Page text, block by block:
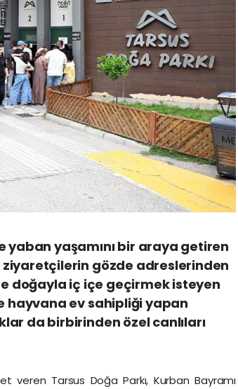
yaban yaşamını bir araya getiren
ziyaretçilerin gözde adreslerinden
doğayla iç içe geçirmek isteyen
hayvana ev sahipliği yapan
da birbirinden özel canlıları
veren Tarsus Doğa Parkı, Kurban Bayramı